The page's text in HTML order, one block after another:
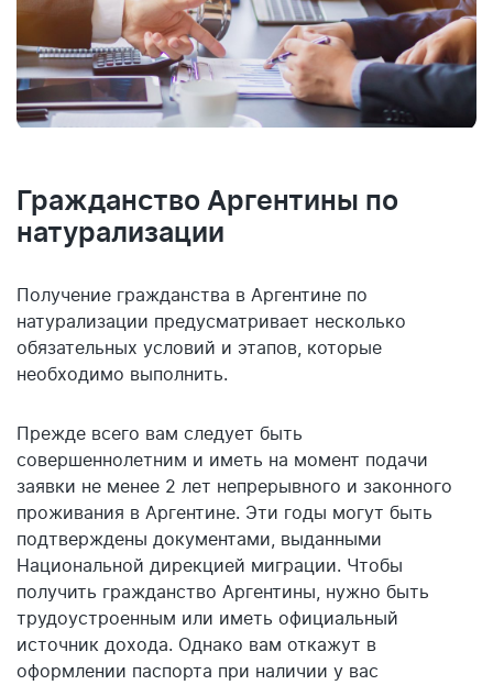
Гражданство Аргентины по
натурализации
Получение гражданства в Аргентине по
натурализации предусматривает несколько
обязательных условий и этапов, которые
необходимо выполнить.
Прежде всего вам следует быть
совершеннолетним и иметь на момент подачи
заявки не менее 2 лет непрерывного и законного
проживания в Аргентине. Эти годы могут быть
подтверждены документами, выданными
Национальной дирекцией миграции. Чтобы
получить гражданство Аргентины, нужно быть
трудоустроенным или иметь официальный
источник дохода. Однако вам откажут в
оформлении паспорта при наличии у вас